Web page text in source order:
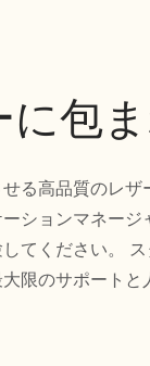
包
る高品質のレザ
ションマネージ
てください。
限のサポートと